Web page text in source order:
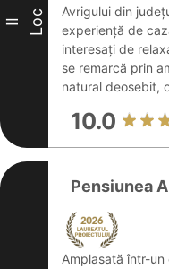
II Loc
Avrigului din
experiență de
interesați de
se remarcă prin
natural deosebit,
10.0
Pensiunea
Amplasată într-